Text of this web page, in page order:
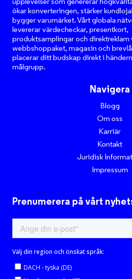
ökar konverteringen, stärker
bygger varumärket. Vårt globala
levererar värdecheckar, presentkort,
produktsamplingar och direktreklam
webbshoppaket, magasin och
placerar ditt budskap direkt i
målgrupp.
Navigera
Blogg
Om oss
Karriär
Kontakt
Juridisk
Impressum
Prenumerera på vårt